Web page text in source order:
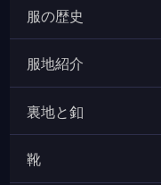
服の歴史
服地紹介
裏地と釦
靴